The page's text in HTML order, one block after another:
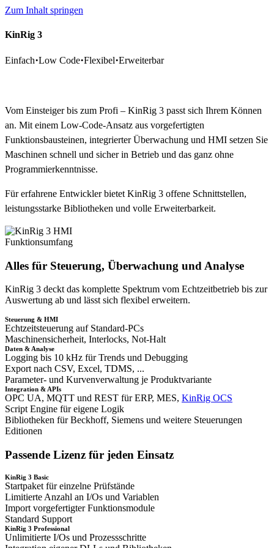
Zum Inhalt springen
KinRig 3
Einfach·Low Code·Flexibel·Erweiterbar
Vom Einsteiger bis zum Profi – KinRig 3 passt sich Ihrem Können
an. Mit einem Low-Code-Ansatz aus vorgefertigten
Funktionsbausteinen, integrierter Überwachung und HMI setzen Sie
Maschinen schnell und sicher in Betrieb und das ganz ohne
Programmierkenntnisse.
Für erfahrene Entwickler bietet KinRig 3 offene Schnittstellen,
leistungsstarke Bibliotheken und volle Erweiterbarkeit.
Funktionsumfang
Alles für Steuerung, Überwachung und Analyse
KinRig 3 deckt das komplette Spektrum vom Echtzeitbetrieb bis zur
Auswertung ab und lässt sich flexibel erweitern.
Steuerung & HMI
Echtzeitsteuerung auf Standard-PCs
Maschinensicherheit, Interlocks, Not-Halt
Daten & Analyse
Logging bis 10 kHz für Trends und Debugging
Export nach CSV, Excel, TDMS, ...
Parameter- und Kurvenverwaltung je Produktvariante
Integration & APIs
OPC UA, MQTT und REST für ERP, MES, KinRig OCS
Script Engine für eigene Logik
Bibliotheken für Beckhoff, Siemens und weitere Steuerungen
Editionen
Passende Lizenz für jeden Einsatz
KinRig 3 Basic
Startpaket für einzelne Prüfstände
Limitierte Anzahl an I/Os und Variablen
Import vorgefertigter Funktionsmodule
Standard Support
KinRig 3 Professional
Unlimitierte I/Os und Prozessschritte